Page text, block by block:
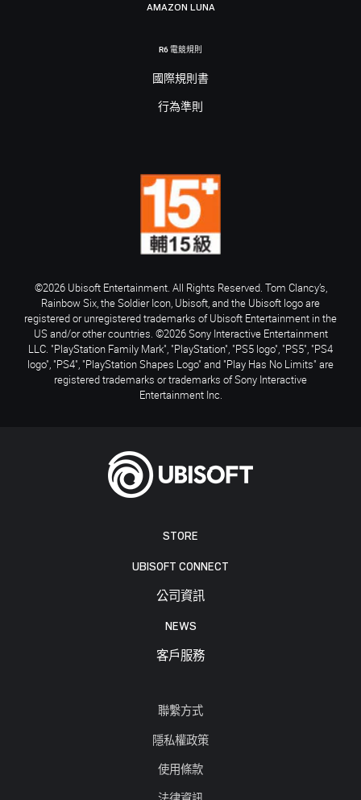
STORE
UBISOFT CONNECT
公司資訊
NEWS
客戶服務
聯繫方式
隱私權政策
使用條款
AMAZON LUNA
R6 電競規則
國際規則書
行為準則
©2026 Ubisoft Entertainment. All Rights Reserved. Tom Clancy’s,
Rainbow Six, the Soldier Icon, Ubisoft, and the Ubisoft logo are
registered or unregistered trademarks of Ubisoft Entertainment in the
US and/or other countries. ©2026 Sony Interactive Entertainment
LLC. "PlayStation Family Mark", "PlayStation", "PS5 logo", "PS5", "PS4
logo", "PS4", "PlayStation Shapes Logo" and "Play Has No Limits" are
registered trademarks or trademarks of Sony Interactive
Entertainment Inc.